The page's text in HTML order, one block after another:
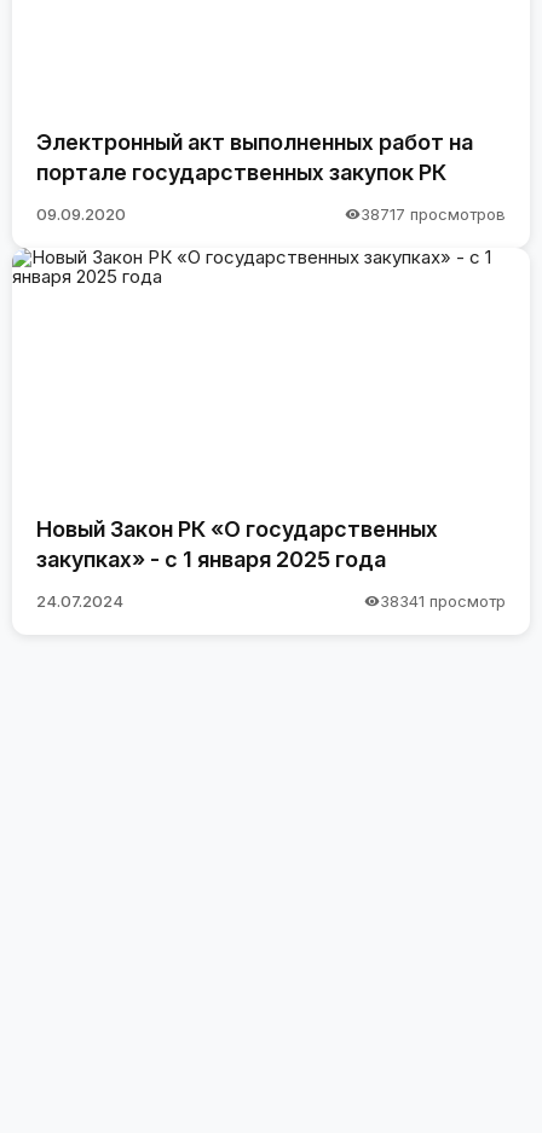
Электронный акт выполненных работ на
портале государственных закупок РК
09.09.2020 38717 просмотров
Новый Закон РК «О государственных
закупках» - с 1 января 2025 года
24.07.2024 38341 просмотр